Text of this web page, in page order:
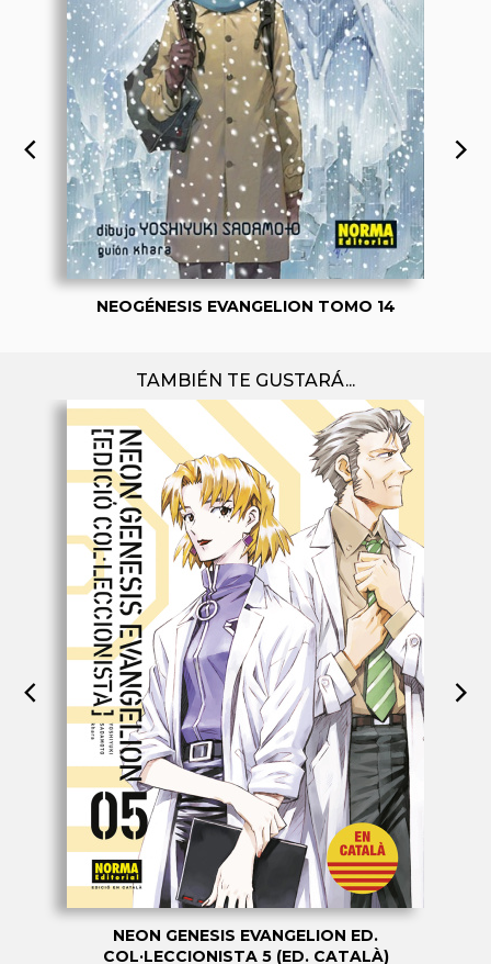
NEOGÉNESIS EVANGELION TOMO 14
TAMBIÉN TE GUSTARÁ...
NEON GENESIS EVANGELION ED.
COL·LECCIONISTA 5 (ED. CATALÀ)